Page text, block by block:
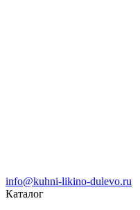
info@kuhni-likino-dulevo.ru
Каталог